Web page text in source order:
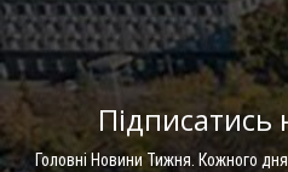
Підписатись
Головні Новини Тижня. Кожного